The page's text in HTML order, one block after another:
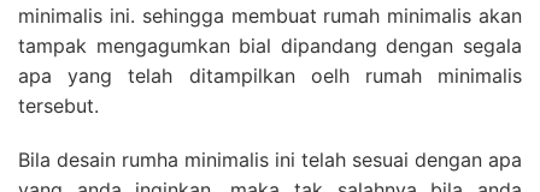
minimalis ini. sehingga membuat rumah minimalis akan
tampak mengagumkan bial dipandang dengan segala
apa yang telah ditampilkan oelh rumah minimalis
tersebut.
Bila desain rumha minimalis ini telah sesuai dengan apa